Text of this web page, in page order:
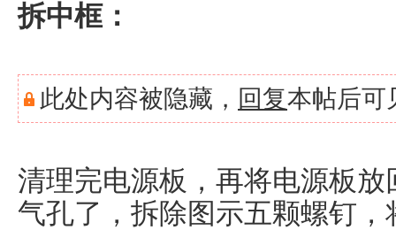
拆中框：
此处内容被隐藏， 回复本帖后可
清理完电源板，再将电源板
气孔了，拆除图示五颗螺钉